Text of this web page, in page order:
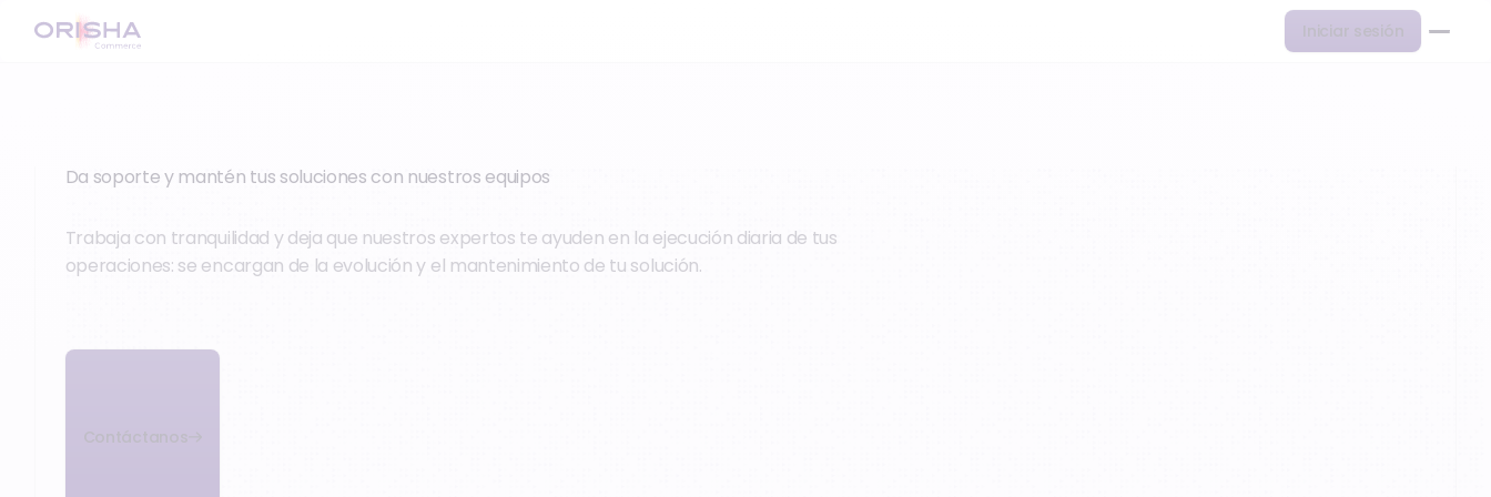
Iniciar sesión
Da soporte y mantén tus soluciones con nuestros equipos
Trabaja con tranquilidad y deja que nuestros expertos te ayuden en la ejecución diaria de tus
operaciones: se encargan de la evolución y el mantenimiento de tu solución.
Contáctanos